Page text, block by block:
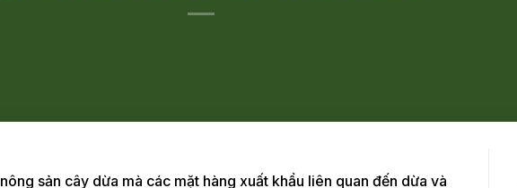
sản cây dừa mà các mặt hàng xuất khẩu liên quan đến dừa và